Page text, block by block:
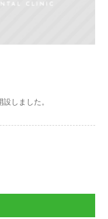
しました。